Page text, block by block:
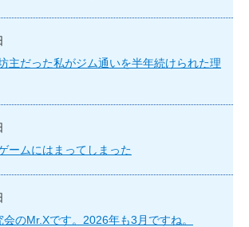
主だった私がジム通いを半年続けられた理
ームにはまってしまった
のMr.Xです。2026年も3月ですね。